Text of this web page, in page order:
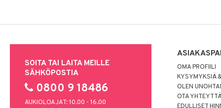
SOITA TAI LAITA MEILLE
SÄHKÖPOSTIA
0800 9 18486
AUKIOLOAJAT: 10.00 - 16.00
OMA PROFIILI
KYSYMYKSIÄ
OLEN
OTA